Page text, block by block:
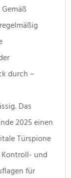
durch –
Das
2025 einen
Türspione
und
für